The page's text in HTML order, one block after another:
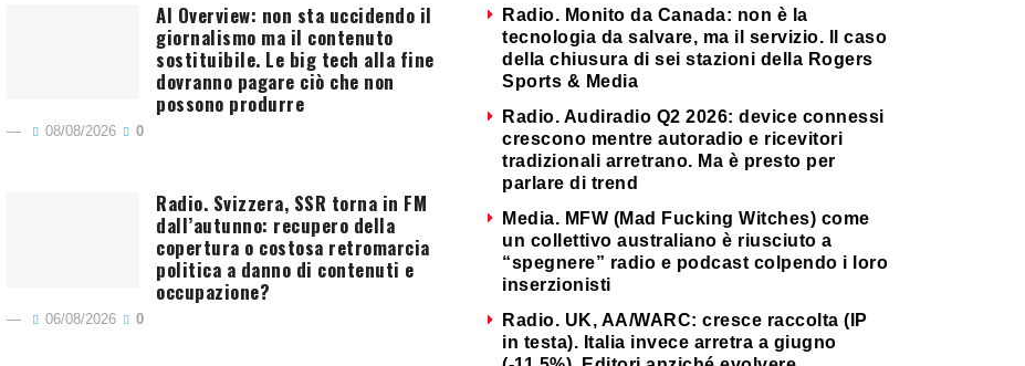
AI Overview: non sta uccidendo il
giornalismo ma il contenuto
sostituibile. Le big tech alla fine
dovranno pagare ciò che non
possono produrre
08/08/2026 0
Radio. Svizzera, SSR torna in FM
dall’autunno: recupero della
copertura o costosa retromarcia
politica a danno di contenuti e
occupazione?
06/08/2026 0
Radio. Monito da Canada: non è la
tecnologia da salvare, ma il servizio. Il caso
della chiusura di sei stazioni della Rogers
Sports & Media
Radio. Audiradio Q2 2026: device connessi
crescono mentre autoradio e ricevitori
tradizionali arretrano. Ma è presto per
parlare di trend
Media. MFW (Mad Fucking Witches) come
un collettivo australiano è riusciuto a
“spegnere” radio e podcast colpendo i loro
inserzionisti
Radio. UK, AA/WARC: cresce raccolta (IP
in testa). Italia invece arretra a giugno